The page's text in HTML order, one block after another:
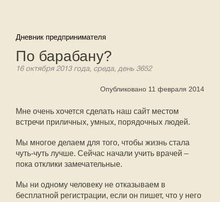
Дневник предпринимателя
По барабану?
16 октября 2013 года, среда, день 3652
Опубликовано 11 февраля 2014
Мне очень хочется сделать наш сайт местом
встречи приличных, умных, порядочных людей.
Мы многое делаем для того, чтобы жизнь стала
чуть-чуть лучше. Сейчас начали учить врачей –
пока отклики замечательные.
Мы ни одному человеку не отказываем в
бесплатной регистрации, если он пишет, что у него